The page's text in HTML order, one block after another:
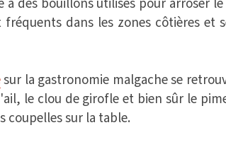
dans les zones côtières et
sur la gastronomie malgache se
le clou de girofle et bien sûr le
sur la table.